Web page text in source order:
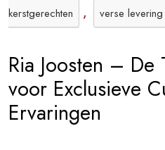
kerstgerechten , verse levering
Ria Joosten – De
voor Exclusieve
Ervaringen